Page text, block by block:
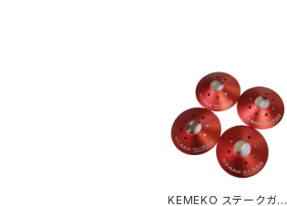
KEMEKO ステークガー